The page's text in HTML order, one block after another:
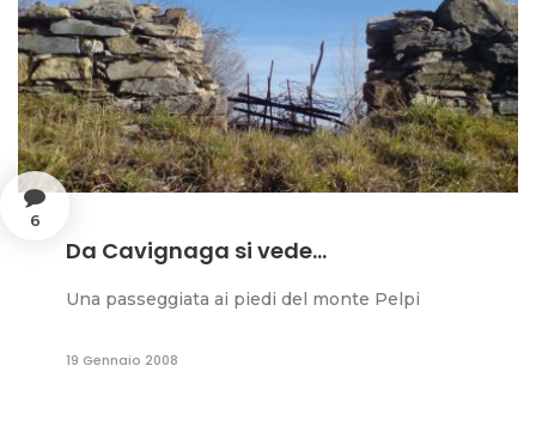
6
Da Cavignaga si vede...
Una passeggiata ai piedi del monte Pelpi
19 Gennaio 2008